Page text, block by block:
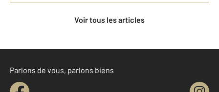
Voir tous les articles
Parlons de vous, parlons biens